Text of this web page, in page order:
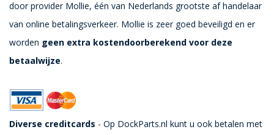
door provider Mollie, één van Nederlands grootste af handelaar
van online betalingsverkeer. Mollie is zeer goed beveiligd en er
worden geen extra kostendoorberekend voor deze
betaalwijze.
Diverse creditcards - Op DockParts.nl kunt u ook betalen met